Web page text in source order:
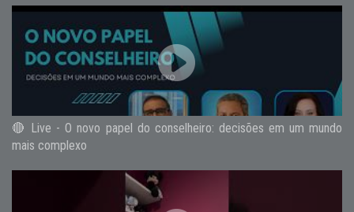
🔴 Live - O novo papel do conselheiro: decisões em um mundo
mais complexo